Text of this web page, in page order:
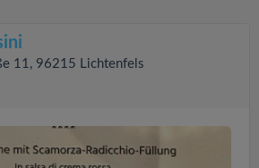
11, 96215 Lichtenfels